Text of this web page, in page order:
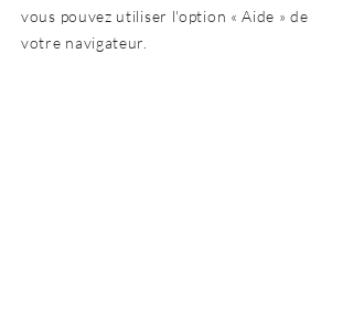
vous pouvez utiliser l'option « Aide » de
votre navigateur.